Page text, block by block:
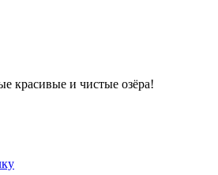
красивые и чистые озёра!